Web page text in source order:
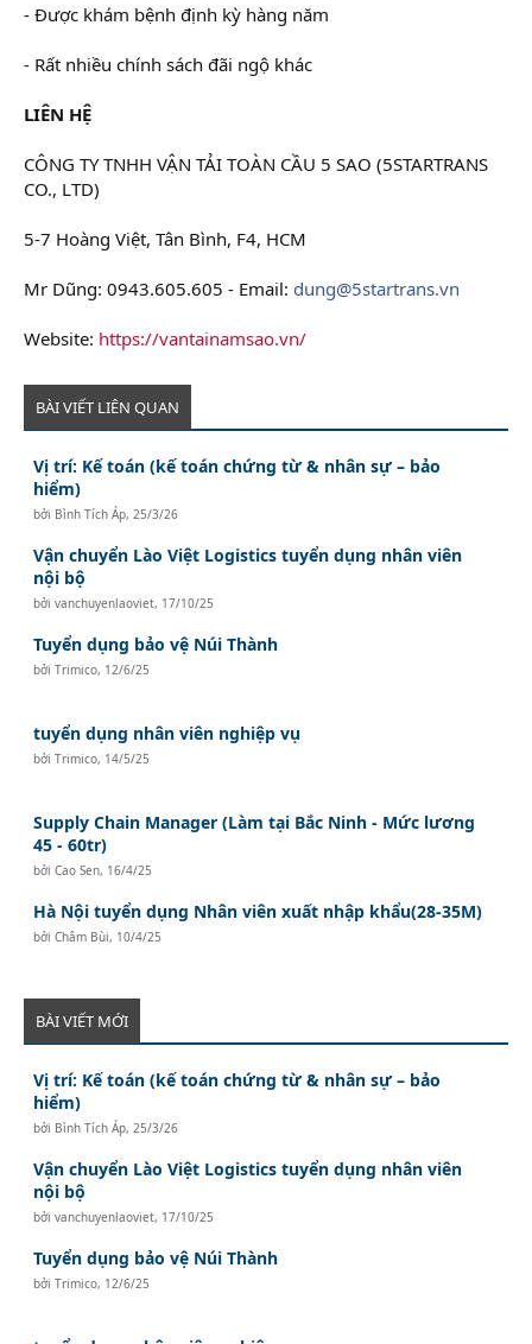
- Được khám bệnh định kỳ hàng năm
- Rất nhiều chính sách đãi ngộ khác
LIÊN HỆ
CÔNG TY TNHH VẬN TẢI TOÀN CẦU 5 SAO (5STARTRANS
CO., LTD)
5-7 Hoàng Việt, Tân Bình, F4, HCM
Mr Dũng: 0943.605.605 - Email: dung@5startrans.vn
Website: https://vantainamsao.vn/
BÀI VIẾT LIÊN QUAN
Vị trí: Kế toán (kế toán chứng từ & nhân sự – bảo
hiểm)
bởi Bình Tích Áp, 25/3/26
Vận chuyển Lào Việt Logistics tuyển dụng nhân viên
nội bộ
bởivanchuyenlaoviet, 17/10/25
Tuyển dụng bảo vệ Núi Thành
bởiTrimico, 12/6/25
tuyển dụng nhân viên nghiệp vụ
bởiTrimico, 14/5/25
Supply Chain Manager (Làm tại Bắc Ninh - Mức lương
45 - 60tr)
bởiCao Sen, 16/4/25
Hà Nội tuyển dụng Nhân viên xuất nhập khẩu(28-35M)
bởiChâm Bùi, 10/4/25
BÀI VIẾT MỚI
Vị trí: Kế toán (kế toán chứng từ & nhân sự – bảo
hiểm)
bởi Bình Tích Áp, 25/3/26
Vận chuyển Lào Việt Logistics tuyển dụng nhân viên
nội bộ
bởivanchuyenlaoviet, 17/10/25
Tuyển dụng bảo vệ Núi Thành
bởiTrimico, 12/6/25